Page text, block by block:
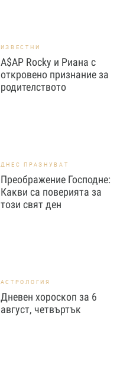
ИЗВЕСТНИ
A$AP Rocky и Риана с
откровено признание за
родителството
ДНЕС ПРАЗНУВАТ
Преображение Господне:
Какви са поверията за
този свят ден
АСТРОЛОГИЯ
Дневен хороскоп за 6
август, четвъртък